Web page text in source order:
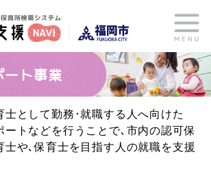
ート事業
士として勤務･就職する人へ向けた
トなどを行うことで､ 市内の認可保
士や､保育士を目指す人の就職を支援